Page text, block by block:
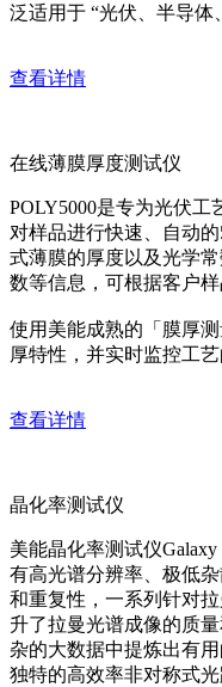
泛适用于 “光伏、半导体
查看详情
在线薄膜厚度测试仪
POLY5000是专为光伏
对样品进行快速、自动
式薄膜的厚度以及光学
数等信息，可根据客户样
使用美能成熟的「膜厚
厚特性，并实时监控工艺
查看详情
晶化率测试仪
美能晶化率测试仪
有高光谱分辨率、极低
和重复性，一系列针对
升了拉曼光谱成像的质
杂的大数据中提炼出有用
独特的高效率非对称式